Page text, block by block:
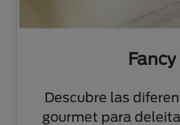
Descubre las
gourmet para